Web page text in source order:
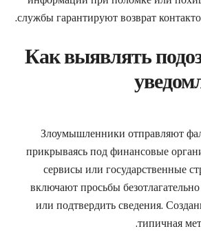
службы гарантируют возврат
Как выявлять
Злоумышленники отправляют
прикрываясь под финансовые
сервисы или государственные
включают просьбы
или подтвердить сведения.
типичная